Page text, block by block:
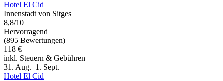
Hotel El Cid
Innenstadt von Sitges
8,8/10
Hervorragend
(895 Bewertungen)
118 €
inkl. Steuern & Gebühren
31. Aug.–1. Sept.
Hotel El Cid